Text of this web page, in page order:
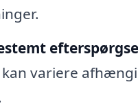
kan variere